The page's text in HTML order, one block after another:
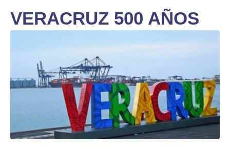
VERACRUZ 500 AÑOS